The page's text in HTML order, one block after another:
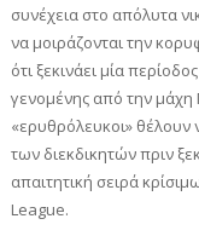
συνέχεια στο απόλυτα
να μοιράζονται την
ότι ξεκινάει μία
γενομένης από την
«ερυθρόλευκοι»
των διεκδικητών πριν
απαιτητική σειρά
League.